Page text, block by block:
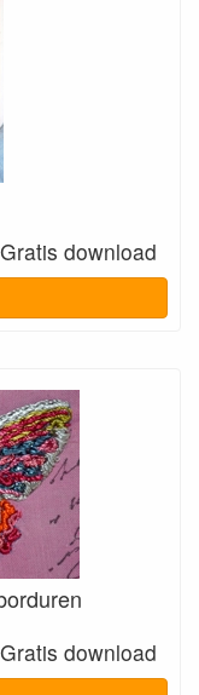
Gratis download
Gratis download